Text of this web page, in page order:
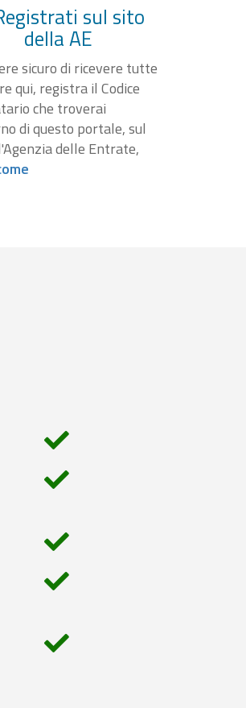
sul sito
della AE
sicuro di ricevere tutte
qui, registra il Codice
che troverai
di questo portale, sul
delle Entrate,